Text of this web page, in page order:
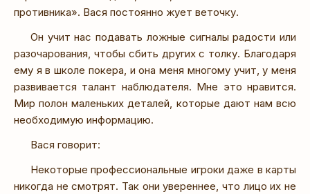
противника». Вася постоянно жует веточку.
Он учит нас подавать ложные сигналы радости или
разочарования, чтобы сбить других с толку. Благодаря
ему я в школе покера, и она меня многому учит, у меня
развивается талант наблюдателя. Мне это нравится.
Мир полон маленьких деталей, которые дают нам всю
необходимую информацию.
Вася говорит:
Некоторые профессиональные игроки даже в карты
никогда не смотрят. Так они увереннее, что лицо их не